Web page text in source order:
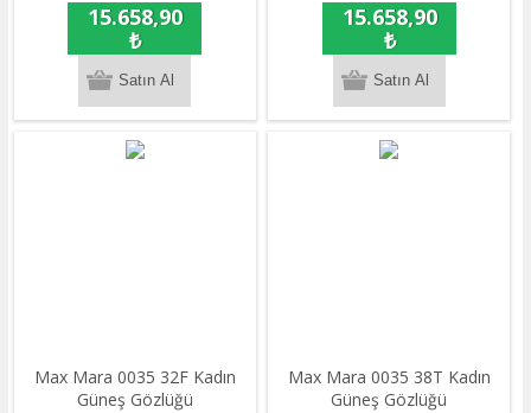
15.658,90
₺
15.658,90
₺
Max Mara 0035 32F Kadın
Güneş Gözlüğü
Max Mara 0035 38T Kadın
Güneş Gözlüğü